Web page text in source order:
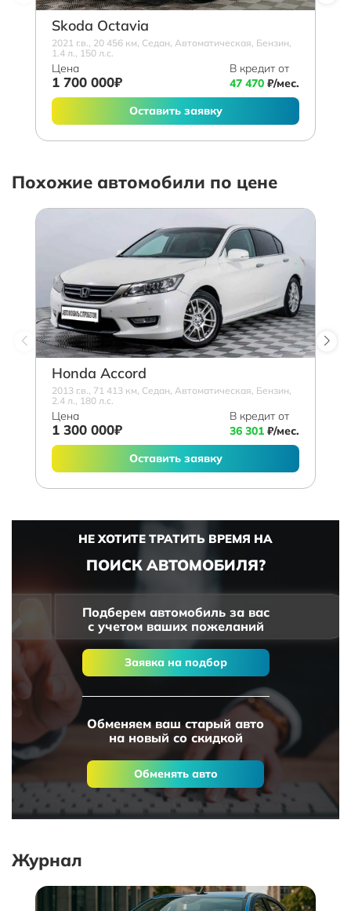
Skoda Octavia
2021 г.в., 20 456 км, Седан, Автоматическая, Бензин,
1.4 л., 150 л.с.
Цена
1 700 000₽
В кредит от
47 470 ₽/мес.
Оставить заявку
Похожие автомобили по цене
Honda Accord
2013 г.в., 71 413 км, Седан, Автоматическая, Бензин,
2.4 л., 180 л.с.
Цена
1 300 000₽
В кредит от
36 301 ₽/мес.
Оставить заявку
НЕ ХОТИТЕ ТРАТИТЬ ВРЕМЯ НА
ПОИСК АВТОМОБИЛЯ?
Подберем автомобиль за вас
с учетом ваших пожеланий
Заявка на подбор
Обменяем ваш старый авто
на новый со скидкой
Обменять авто
Журнал